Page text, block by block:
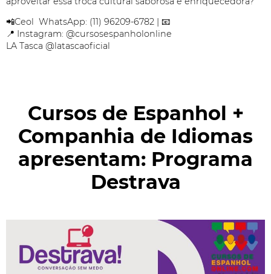
📲Ceol WhatsApp: (11) 96209-6782 | 📧
📍 Instagram: @cursosespanholonline
LA Tasca @latascaoficial
Cursos de Espanhol +
Companhia de Idiomas
apresentam: Programa
Destrava